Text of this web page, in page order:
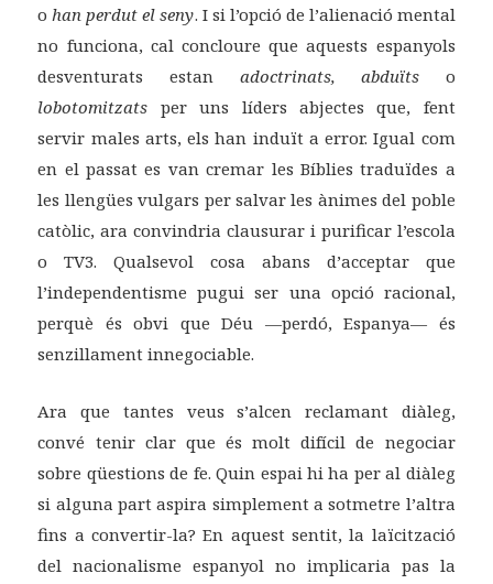
ohan perdut el seny. I si l’opció de l’alienació mental
no funciona, cal concloure que aquests espanyols
desventurats estanadoctrinats, abduïts o
lobotomitzats per uns líders abjectes que, fent
servir males arts, els han induït a error. Igual com
en el passat es van cremar les Bíblies traduïdes a
les llengües vulgars per salvar les ànimes del poble
catòlic, ara convindria clausurar i purificar l’escola
o TV3. Qualsevol cosa abans d’acceptar que
l’independentisme pugui ser una opció racional,
perquè és obvi que Déu —perdó, Espanya— és
senzillament innegociable.
Ara que tantes veus s’alcen reclamant diàleg,
convé tenir clar que és molt difícil de negociar
sobre qüestions de fe. Quin espai hi ha per al diàleg
si alguna part aspira simplement a sotmetre l’altra
fins a convertir-la? En aquest sentit, la laïcització
del nacionalisme espanyol no implicaria pas la